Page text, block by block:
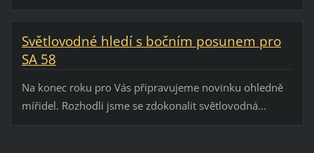
Světlovodné hledí s bočním posunem pro
SA 58
Na konec roku pro Vás připravujeme novinku ohledně
mířidel. Rozhodli jsme se zdokonalit světlovodná...